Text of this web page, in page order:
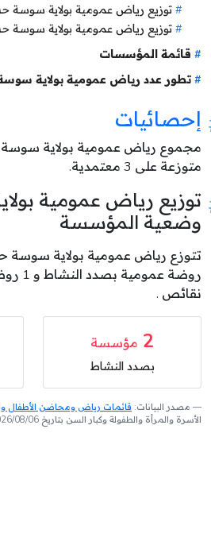
توزيع رياض عمومية بولاية
توزيع رياض عمومية بولاية سوسة
قائمة المؤسسات
تطور عدد رياض عمومية بولاية
إحصائيات
مجموع رياض عمومية بولاية
متوزعة على 3 معتمدية.
توزيع رياض عمومية
وضعية المؤسسة
روضة
نقائص .
2 مؤسسة
بصدد النشاط
مصدر البيانات: قائمات رياض ومحاضن الأطفال
الأسرة والمرأة والطفولة وكبار السن بتاريخ 2026/08/06 على الساعة 16:31